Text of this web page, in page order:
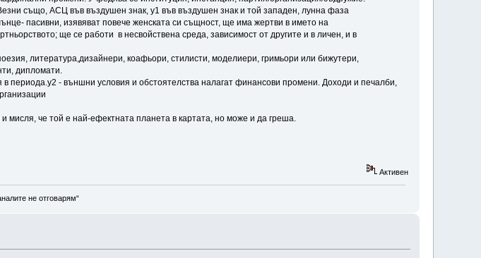
също, АСЦ във въздушен знак, у1 във въздушен знак и той западен, лунна фаза
пасивни, изявяват повече женската си същност, ще има жертви в името на
ще се работи в несвойствена среда, зависимост от другите и в личен, и в
литература,дизайнери, коафьори, стилисти, моделиери, гримьори или бижутери,
дипломати.
периода.у2 - външни условия и обстоятелства налагат финансови промени. Доходи и печалби,
че той е най-ефектната планета в картата, но може и да греша.
Активен
не отговарям“